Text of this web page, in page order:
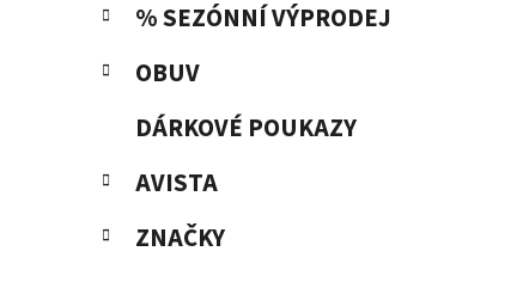
% SEZÓNNÍ VÝPRODEJ
OBUV
DÁRKOVÉ POUKAZY
AVISTA
ZNAČKY